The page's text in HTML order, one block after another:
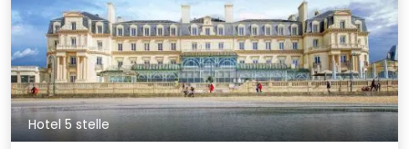
Hotel 5 stelle